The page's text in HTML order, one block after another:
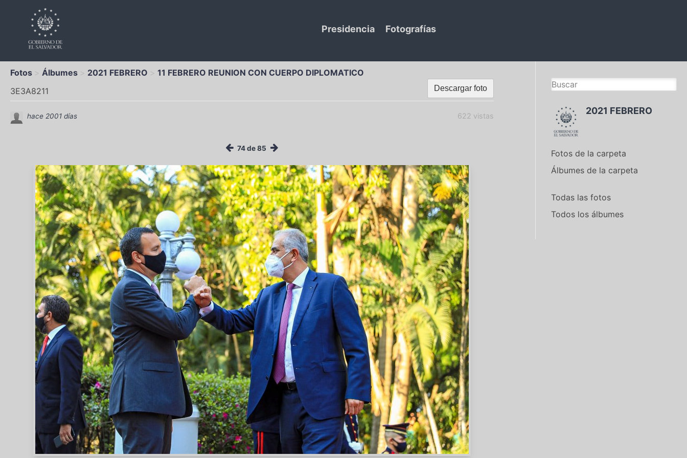
Presidencia Fotografías
Fotos Álbumes 2021 FEBRERO 11 FEBRERO REUNION CON CUERPO DIPLOMATICO
Descargar foto
3E3A8211
622 vistas
hace 2001 días
74 de 85
2021 FEBRERO
Fotos de la carpeta
Álbumes de la carpeta
Todas las fotos
Todos los álbumes